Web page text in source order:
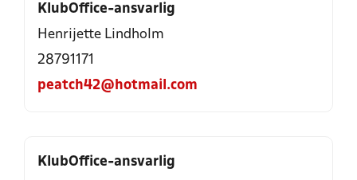
KlubOffice-ansvarlig
Henrijette Lindholm
28791171
peatch42@hotmail.com
KlubOffice-ansvarlig